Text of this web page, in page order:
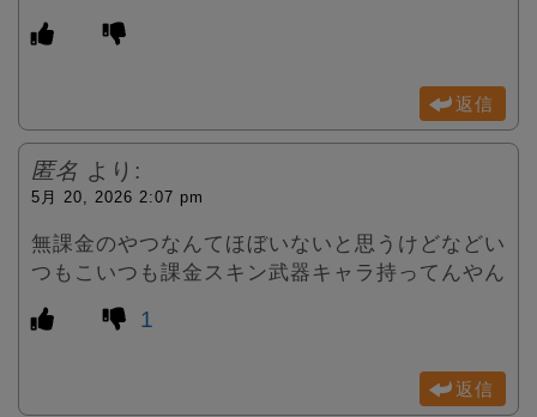
返信
匿名 より:
5月 20, 2026 2:07 pm
無課金のやつなんてほぼいないと思うけどなどい
つもこいつも課金スキン武器キャラ持ってんやん
1
返信